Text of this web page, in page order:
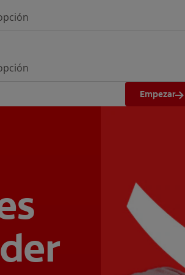
Empezar